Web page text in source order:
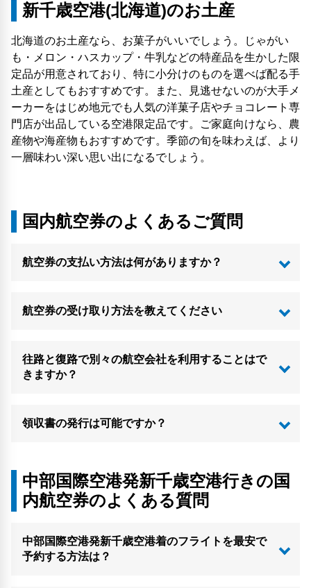
新千歳空港(北海道)のお土産
北海道のお土産なら、お菓子がいいでしょう。じゃがい
も・メロン・ハスカップ・牛乳などの特産品を生かした限
定品が用意されており、特に小分けのものを選べば配る手
土産としてもおすすめです。また、見逃せないのが大手メ
ーカーをはじめ地元でも人気の洋菓子店やチョコレート専
門店が出品している空港限定品です。ご家庭向けなら、農
産物や海産物もおすすめです。季節の旬を味わえば、より
一層味わい深い思い出になるでしょう。
国内航空券のよくあるご質問
航空券の支払い方法は何がありますか？
航空券の受け取り方法を教えてください
往路と復路で別々の航空会社を利用することはで
きますか？
領収書の発行は可能ですか？
中部国際空港発新千歳空港行きの国
内航空券のよくある質問
中部国際空港発新千歳空港着のフライトを最安で
予約する方法は？